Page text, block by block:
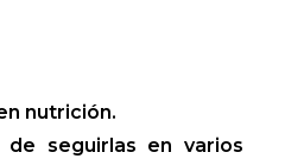
nutrición.
seguirlas en varios